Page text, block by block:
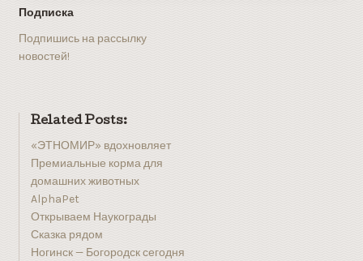
Подписка
Подпишись на рассылку
новостей!
Related Posts:
«ЭТНОМИР» вдохновляет
Премиальные корма для
домашних животных
AlphaPet
Открываем Наукограды
Сказка рядом
Ногинск — Богородск сегодня